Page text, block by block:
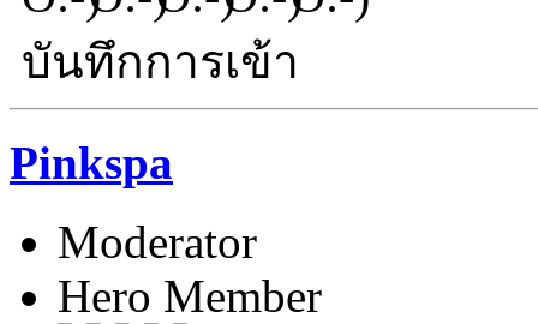
บันทึกการเข้า
Pinkspa
Moderator
Hero Member